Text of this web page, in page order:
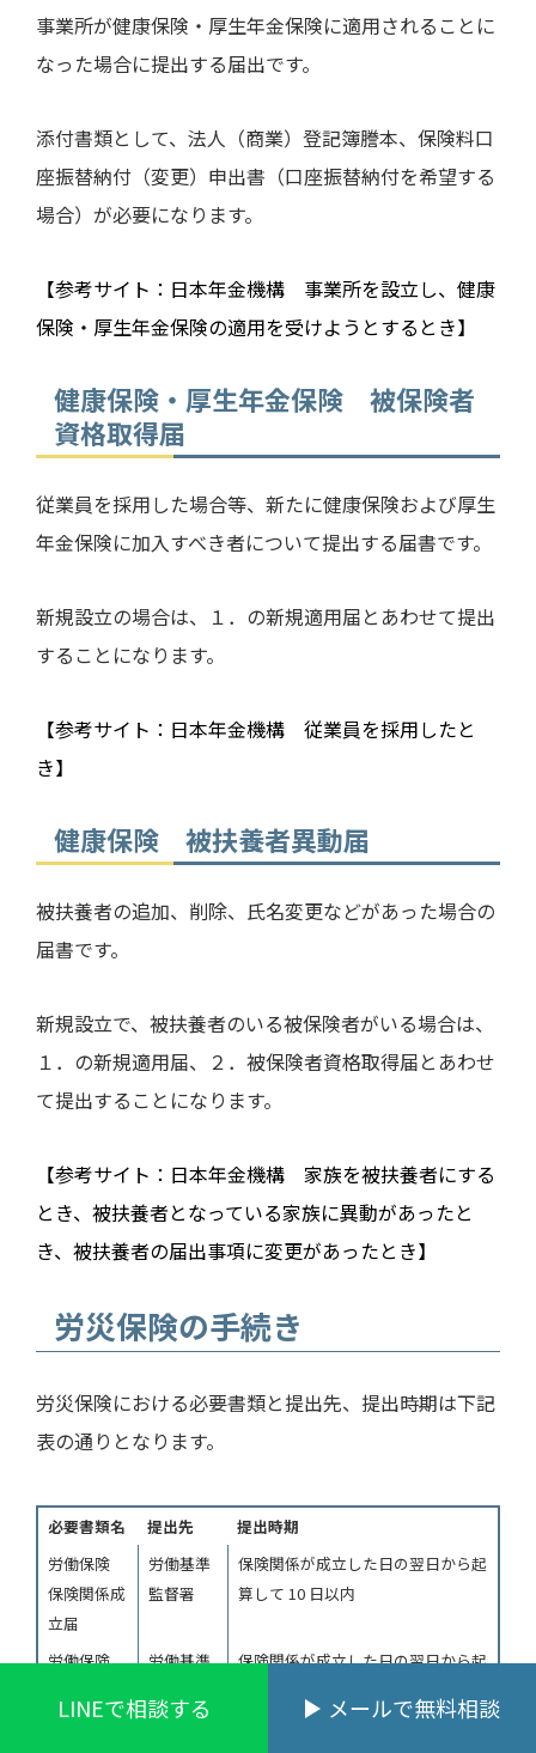
事業所が健康保険・厚生年金保険に適用されることに
なった場合に提出する届出です。
添付書類として、法人（商業）登記簿謄本、保険料口
座振替納付（変更）申出書（口座振替納付を希望する
場合）が必要になります。
【参考サイト：日本年金機構 事業所を設立し、健康
保険・厚生年金保険の適用を受けようとするとき】
健康保険・厚生年金保険 被保険者
資格取得届
従業員を採用した場合等、新たに健康保険および厚生
年金保険に加入すべき者について提出する届書です。
新規設立の場合は、１．の新規適用届とあわせて提出
することになります。
【参考サイト：日本年金機構 従業員を採用したと
き】
健康保険 被扶養者異動届
被扶養者の追加、削除、氏名変更などがあった場合の
届書です。
新規設立で、被扶養者のいる被保険者がいる場合は、
１．の新規適用届、２．被保険者資格取得届とあわせ
て提出することになります。
【参考サイト：日本年金機構 家族を被扶養者にする
とき、被扶養者となっている家族に異動があったと
き、被扶養者の届出事項に変更があったとき】
労災保険の手続き
労災保険における必要書類と提出先、提出時期は下記
表の通りとなります。
必要書類名 提出先
提出時期
労働保険
保険関係成
立届
労働基準
監督署
保険関係が成立した日の翌日から起
算して 10 日以内
労働保険
申告書
労働基準
保険関係が成立した日の翌日から起
LINEで相談する メールで無料相談